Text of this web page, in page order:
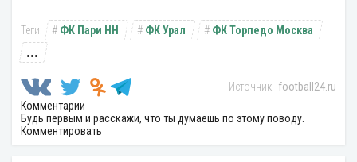
ФК Пари НН ФК Урал ФК Торпедо Москва
...
football24.ru
Комментарии
Будь первым и расскажи, что ты думаешь по этому поводу.
Комментировать